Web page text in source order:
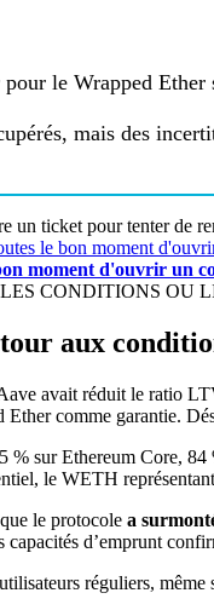
le Wrapped
mais des
un ticket pour tenter de
moment d'ouvrir un
CONDITIONS OU
aux
avait réduit le ratio
comme garantie.
sur Ethereum Core,
le WETH
le protocole a
capacités d’emprunt
réguliers,